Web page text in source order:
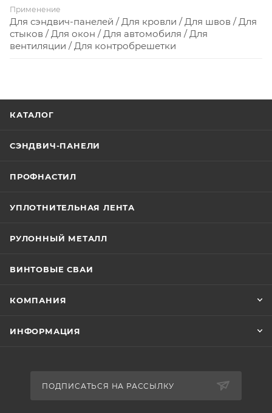
Применение
Для сэндвич-панелей / Для кровли / Для швов / Для
стыков / Для окон / Для автомобиля / Для
вентиляции / Для контробрешетки
КАТАЛОГ
СЭНДВИЧ-ПАНЕЛИ
ПРОФНАСТИЛ
УПЛОТНИТЕЛЬНАЯ ЛЕНТА
РУЛОННЫЙ МЕТАЛЛ
ВИНТОВЫЕ СВАИ
КОМПАНИЯ
ИНФОРМАЦИЯ
ПОДПИСАТЬСЯ НА РАССЫЛКУ